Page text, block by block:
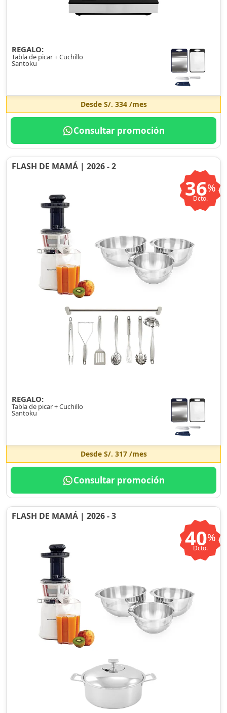
REGALO:
Tabla de picar + Cuchillo
Santoku
Desde S/. 334/mes
Consultar promoción
FLASH DE MAMÁ | 2026 - 2
36%
Dcto.
REGALO:
Tabla de picar + Cuchillo
Santoku
Desde S/. 317/mes
Consultar promoción
FLASH DE MAMÁ | 2026 - 3
40%
Dcto.